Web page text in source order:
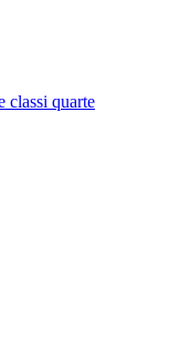
classi quarte